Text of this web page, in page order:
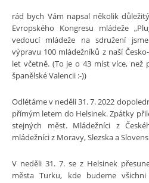
rád bych Vám napsal několik
Evropského Kongresu mládeže
vedoucí mládeže na sdružení
výpravu 100 mládežníků z naší
let včetně. (To je o 43 míst více, než
španělské Valencii :-))
Odlétáme v neděli 31. 7. 2022
přímým letem do Helsinek. Zpátky
stejných měst. Mládežníci z
mládežníci z Moravy, Slezska a
V neděli 31. 7. se z Helsinek
města Turku, kde budeme